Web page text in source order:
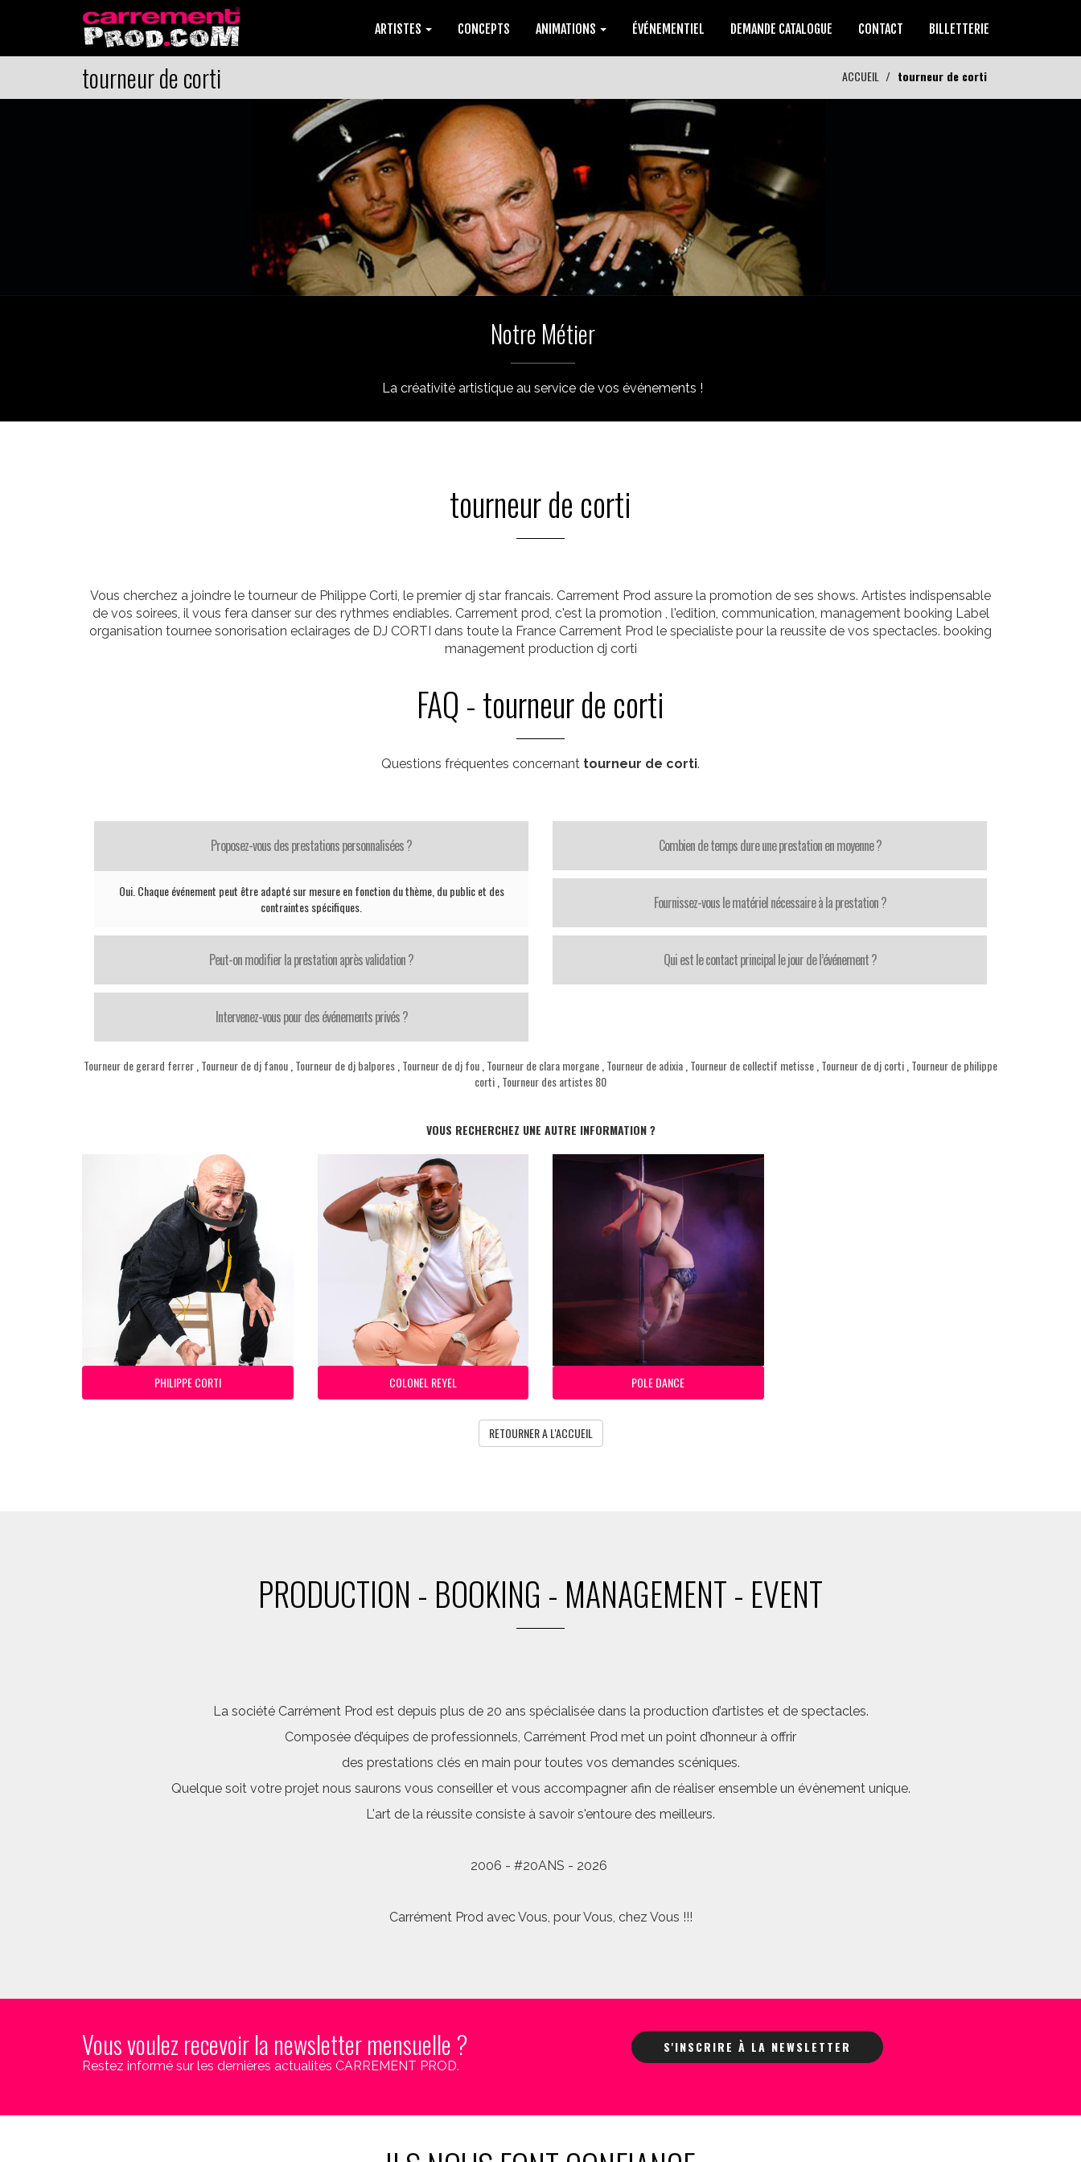
ARTISTES CONCEPTS ANIMATIONS ÉVÉNEMENTIEL DEMANDE CATALOGUE CONTACT BILLETTERIE
tourneur de corti ACCUEIL tourneur de corti
Notre Métier
La créativité artistique au service de vos événements !
tourneur de corti
Vous cherchez a joindre le tourneur de Philippe Corti, le premier dj star francais. Carrement Prod assure la promotion de ses shows. Artistes indispensable
de vos soirees, il vous fera danser sur des rythmes endiables. Carrement prod, c'est la promotion , l'edition, communication, management booking Label
organisation tournee sonorisation eclairages de DJ CORTI dans toute la France Carrement Prod le specialiste pour la reussite de vos spectacles. booking
management production dj corti
FAQ - tourneur de corti
Questions fréquentes concernant tourneur de corti.
Proposez-vous des prestations personnalisées ?
Oui. Chaque événement peut être adapté sur mesure en fonction du thème, du public et des
contraintes spécifiques.
Peut-on modifier la prestation après validation ?
Intervenez-vous pour des événements privés ?
Combien de temps dure une prestation en moyenne ?
Fournissez-vous le matériel nécessaire à la prestation ?
Qui est le contact principal le jour de l’événement ?
Tourneur de gerard ferrer Tourneur de dj fanou Tourneur de dj balpores Tourneur de dj fou Tourneur de clara morgane Tourneur de adixia Tourneur de collectif metisse Tourneur de dj corti Tourneur de philippe
corti Tourneur des artistes 80
VOUS RECHERCHEZ UNE AUTRE INFORMATION ?
PHILIPPE CORTI COLONEL REYEL POLE DANCE
RETOURNER A L'ACCUEIL
PRODUCTION - BOOKING - MANAGEMENT - EVENT
La société Carrément Prod est depuis plus de 20 ans spécialisée dans la production d’artistes et de spectacles.
Composée d’équipes de professionnels, Carrément Prod met un point d’honneur à offrir
des prestations clés en main pour toutes vos demandes scéniques.
Quelque soit votre projet nous saurons vous conseiller et vous accompagner afin de réaliser ensemble un évènement unique.
L'art de la réussite consiste à savoir s'entoure des meilleurs.
2006 - #20ANS - 2026
Carrément Prod avec Vous, pour Vous, chez Vous !!!
Vous voulez recevoir la newsletter mensuelle ?
Restez informé sur les dernières actualités CARREMENT PROD.
S'INSCRIRE À LA NEWSLETTER